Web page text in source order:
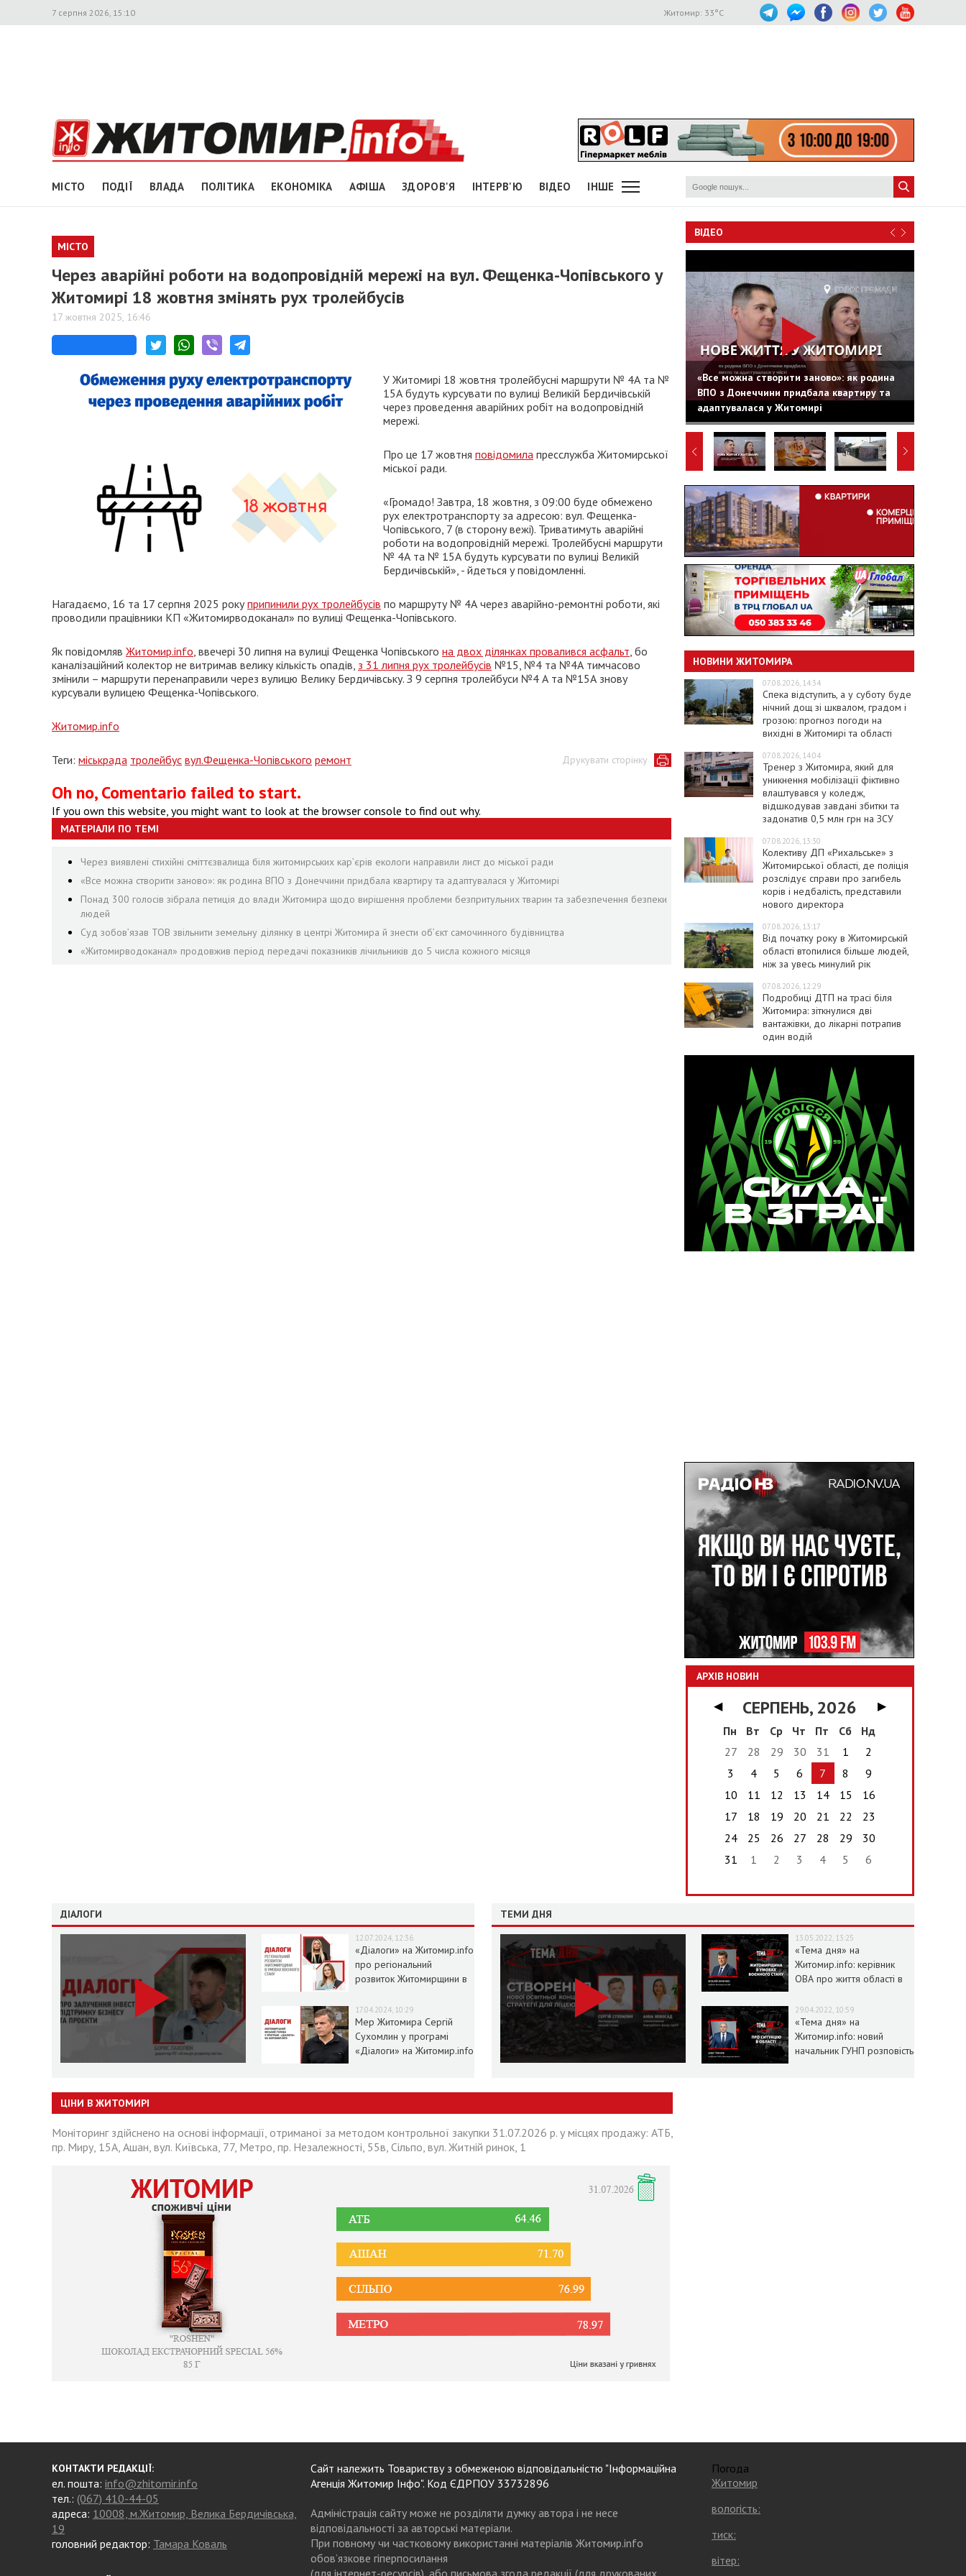
7 серпня 2026, 15:10 Житомир: 33°C
МІСТО ПОДІЇ ВЛАДА ПОЛІТИКА ЕКОНОМІКА АФІША ЗДОРОВ'Я ІНТЕРВ'Ю ВІДЕО ІНШЕ
МІСТО
Через аварійні роботи на водопровідній мережі на вул. Фещенка-Чопівського у
Житомирі 18 жовтня змінять рух тролейбусів
17 жовтня 2025, 16:46
У Житомирі 18 жовтня тролейбусні маршрути № 4А та №
15А будуть курсувати по вулиці Великій Бердичівській
через проведення аварійних робіт на водопровідній
мережі.
Про це 17 жовтня повідомила пресслужба Житомирської
міської ради.
«Громадо! Завтра, 18 жовтня, з 09:00 буде обмежено
рух електротранспорту за адресою: вул. Фещенка-
Чопівського, 7 (в сторону вежі). Триватимуть аварійні
роботи на водопровідній мережі. Тролейбусні маршрути
№ 4А та № 15А будуть курсувати по вулиці Великій
Бердичівській», - йдеться у повідомленні.
Нагадаємо, 16 та 17 серпня 2025 рокуприпинили рух тролейбусів по маршруту № 4А через аварійно-ремонтні роботи, які
проводили працівники КП «Житомирводоканал» по вулиці Фещенка-Чопівського.
Як повідомляв Житомир.info, ввечері 30 липня на вулиці Фещенка Чопівського на двох ділянках провалився асфальт, бо
каналізаційний колектор не витримав велику кількість опадів, з 31 липня рух тролейбусів №15, №4 та №4А тимчасово
змінили – маршрути перенаправили через вулицю Велику Бердичівську. З 9 серпня тролейбуси №4 А та №15А знову
курсували вулицею Фещенка-Чопівського.
Житомир.info
Друкувати сторінку
Теги: міськрада тролейбус вул.Фещенка-Чопівського ремонт
Oh no, Comentario failed to start.
If you own this website, you might want to look at the browser console to find out why.
МАТЕРІАЛИ ПО ТЕМІ
Через виявлені стихійні сміттєзвалища біля житомирських кар’єрів екологи направили лист до міської ради
«Все можна створити заново»: як родина ВПО з Донеччини придбала квартиру та адаптувалася у Житомирі
Понад 300 голосів зібрала петиція до влади Житомира щодо вирішення проблеми безпритульних тварин та забезпечення безпеки
людей
Суд зобов’язав ТОВ звільнити земельну ділянку в центрі Житомира й знести об’єкт самочинного будівництва
«Житомирводоканал» продовжив період передачі показників лічильників до 5 числа кожного місяця
ВІДЕО
«Все можна створити заново»: як родина
ВПО з Донеччини придбала квартиру та
адаптувалася у Житомирі
НОВИНИ ЖИТОМИРА
07.08.2026, 14:34
Спека відступить, а у суботу буде
нічний дощ зі шквалом, градом і
грозою: прогноз погоди на
вихідні в Житомирі та області
07.08.2026, 14:04
Тренер з Житомира, який для
уникнення мобілізації фіктивно
влаштувався у коледж,
відшкодував завдані збитки та
задонатив 0,5 млн грн на ЗСУ
07.08.2026, 13:30
Колективу ДП «Рихальське» з
Житомирської області, де поліція
розслідує справи про загибель
корів і недбалість, представили
нового директора
07.08.2026, 13:17
Від початку року в Житомирській
області втопилися більше людей,
ніж за увесь минулий рік
07.08.2026, 12:29
Подробиці ДТП на трасі біля
Житомира: зіткнулися дві
вантажівки, до лікарні потрапив
один водій
АРХІВ НОВИН
◀ СЕРПЕНЬ, 2026
▶
Пн
Вт Ср Чт Пт Сб
Нд
27
28 29 30 31 1
2
3
4 5 6 7 8
9
10
11 12 13 14 15
16
17
18 19 20 21 22
23
24
25 26 27 28 29
30
31
1 2 3 4 5 6
ДІАЛОГИ
12.07.2024, 12:36
«Діалоги» на Житомир.info
про регіональний
розвиток Житомирщини в
17.04.2024, 10:29
Мер Житомира Сергій
Сухомлин у програмі
«Діалоги» на Житомир.info
ТЕМИ ДНЯ
13.05.2022, 13:25
«Тема дня» на
Житомир.info: керівник
ОВА про життя області в
29.04.2022, 10:59
«Тема дня» на
Житомир.info: новий
начальник ГУНП розповість
ЦІНИ В ЖИТОМИРІ
Моніторинг здійснено на основі інформації, отриманої за методом контрольної закупки 31.07.2026 р. у місцях продажу: АТБ,
пр. Миру, 15А, Ашан, вул. Київська, 77, Метро, пр. Незалежності, 55в, Сільпо, вул. Житній ринок, 1
КОНТАКТИ РЕДАКЦІЇ:
ел. пошта: info@zhitomir.info
тел.: (067) 410-44-05
адреса: 10008, м.Житомир, Велика Бердичівська,
19
головний редактор: Тамара Коваль
Сайт належить Товариству з обмеженою відповідальністю "Інформаційна
Агенція Житомир Інфо". Код ЄДРПОУ 33732896
Адміністрація сайту може не розділяти думку автора і не несе
відповідальності за авторські матеріали.
При повному чи частковому використанні матеріалів Житомир.info
обов’язкове гіперпосилання
(для інтернет-ресурсів), або письмова згода редакції (для друкованих
Погода
Житомир
вологість:
тиск:
вітер: